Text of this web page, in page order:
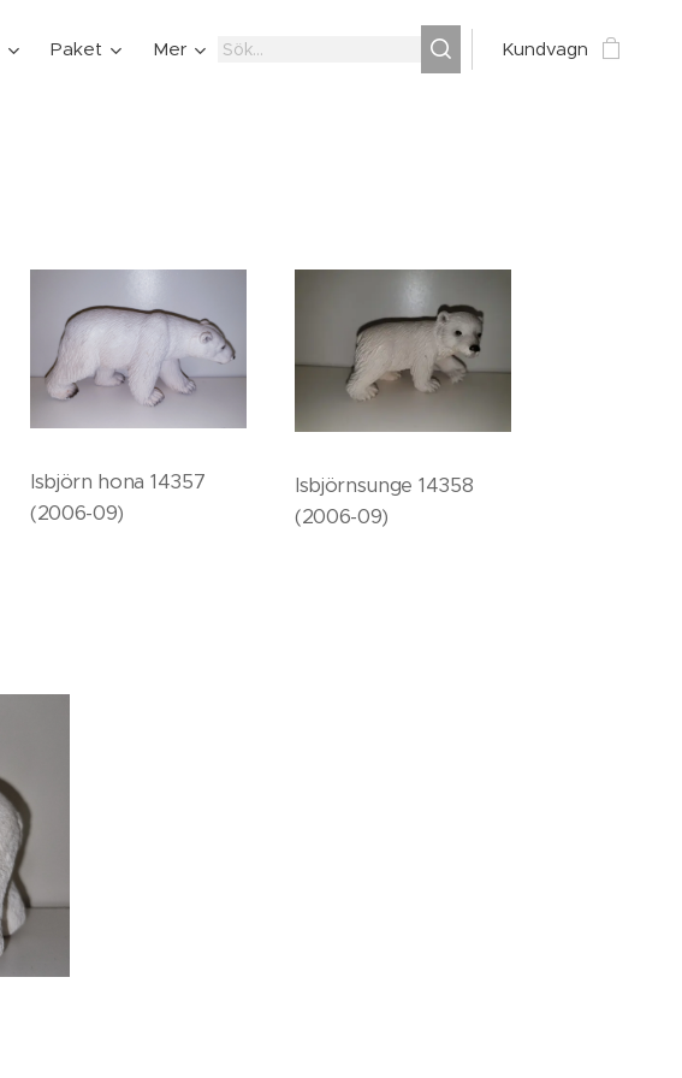
Paket Mer Kundvagn
Isbjörn hona 14357
(2006-09)
Isbjörnsunge 14358
(2006-09)